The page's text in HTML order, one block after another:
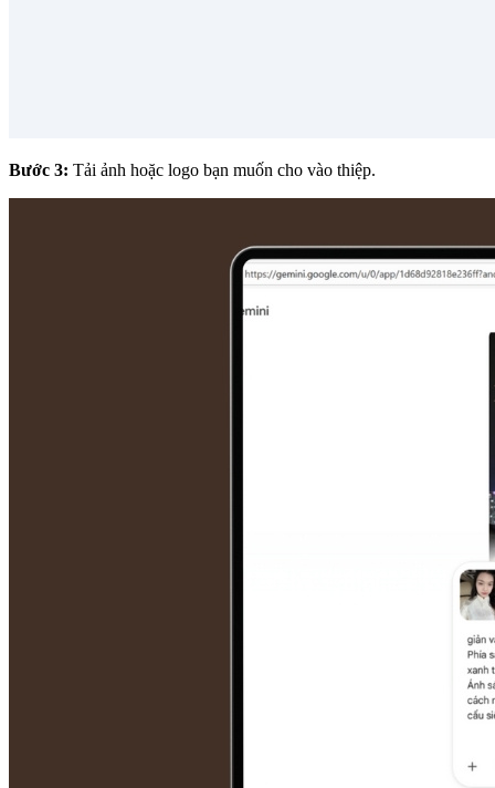
Bước 3: Tải ảnh hoặc logo bạn muốn cho vào thiệp.